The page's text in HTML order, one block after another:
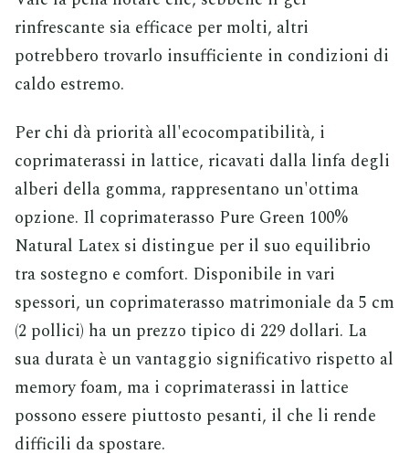
rinfrescante sia efficace per molti, altri
potrebbero trovarlo insufficiente in condizioni di
caldo estremo.
Per chi dà priorità all'ecocompatibilità, i
coprimaterassi in lattice, ricavati dalla linfa degli
alberi della gomma, rappresentano un'ottima
opzione. Il coprimaterasso Pure Green 100%
Natural Latex si distingue per il suo equilibrio
tra sostegno e comfort. Disponibile in vari
spessori, un coprimaterasso matrimoniale da 5 cm
(2 pollici) ha un prezzo tipico di 229 dollari. La
sua durata è un vantaggio significativo rispetto al
memory foam, ma i coprimaterassi in lattice
possono essere piuttosto pesanti, il che li rende
difficili da spostare.